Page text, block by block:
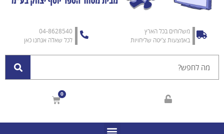
משלוחים בכל הארץ
באמצעות צ’יטה שליחויות
04-8628540
לכל שאלה אנחנו כאן